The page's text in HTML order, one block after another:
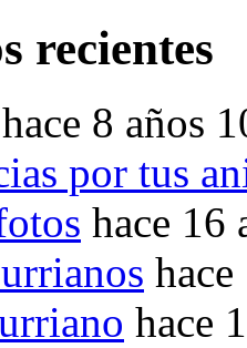
recientes
hace 8 años
por tus
hace 16
hace